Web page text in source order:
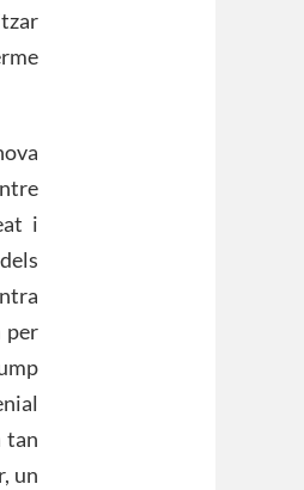
i
per
tan
un